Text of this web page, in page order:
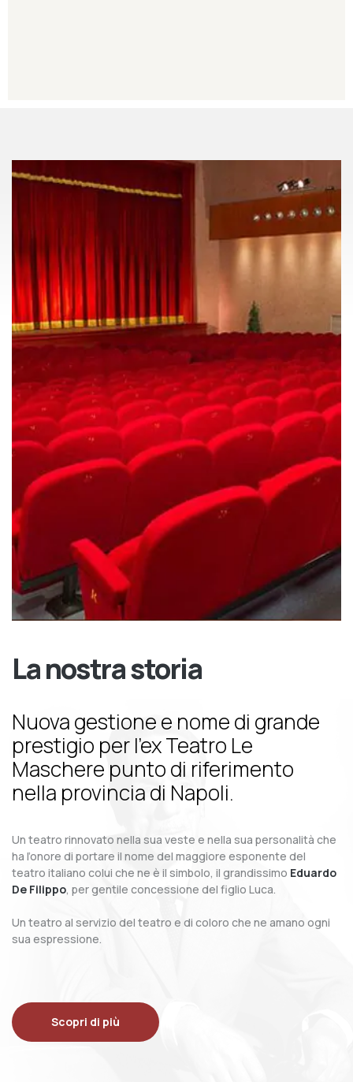
La nostra storia
Nuova gestione e nome di grande
prestigio per l’ex Teatro Le
Maschere punto di riferimento
nella provincia di Napoli.
Un teatro rinnovato nella sua veste e nella sua personalità che
ha l’onore di portare il nome del maggiore esponente del
teatro italiano colui che ne è il simbolo, il grandissimo Eduardo
De Filippo, per gentile concessione del figlio Luca.
Un teatro al servizio del teatro e di coloro che ne amano ogni
sua espressione.
Scopri di più